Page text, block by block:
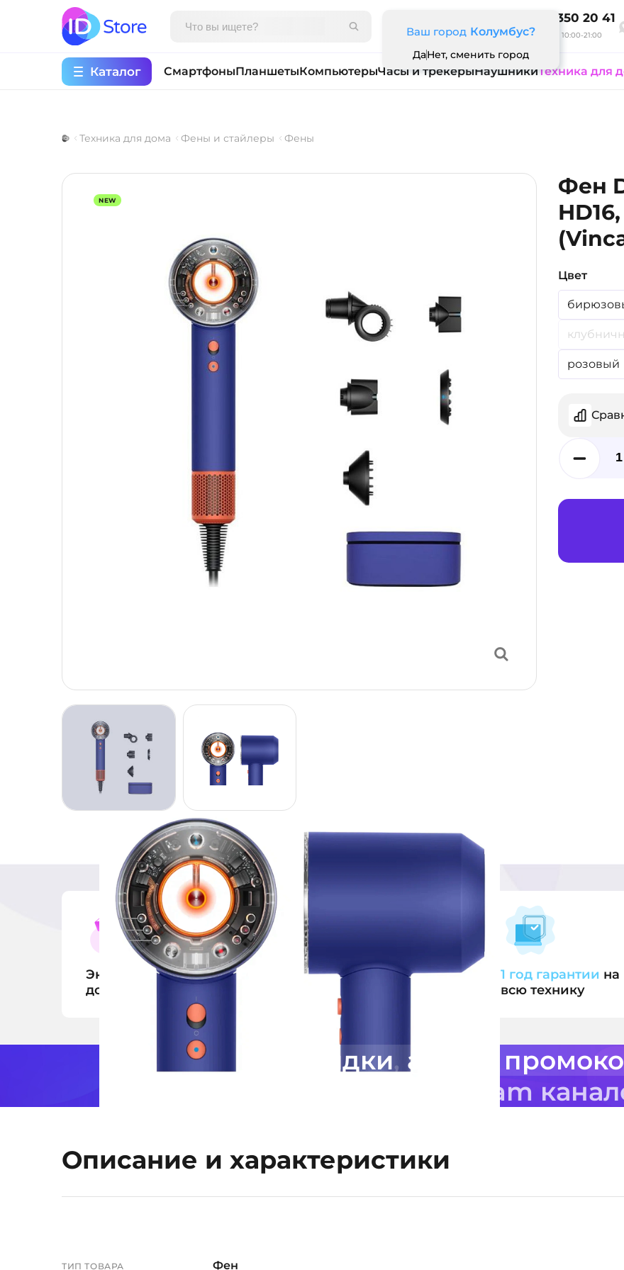
Ваш город Колумбус?
ДаНет, сменить город
8 800 350 20 41
Ежедневно 10:00-21:00
Каталог СмартфоныПланшетыКомпьютерыЧасы и трекерыНаушникиТехника для
Техника для дома Фены и стайлеры Фены
NEW
Фен
Цвет
розовый
Экспресс-
доставка
Оплатакартой 1 год гарантии на
всю технику
Скидки, акции
в нашем Telegram
Описание и характеристики
ТИП ТОВАРА Фен